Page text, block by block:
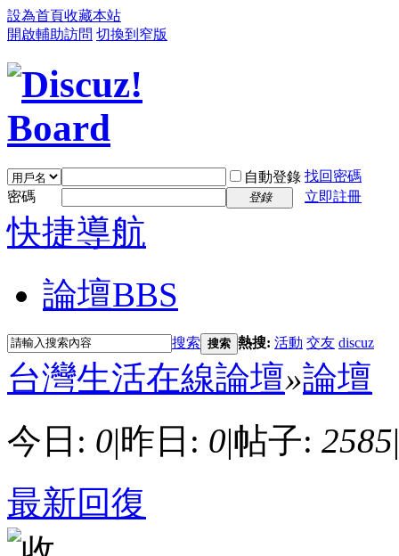
設為首頁收藏本站
開啟輔助訪問 切換到窄版
自動登錄 找回密碼
密碼
登錄 立即註冊
快捷導航
論壇BBS
搜索 搜索 熱搜: 活動 交友 discuz
台灣生活在線論壇»論壇
今日: 0|昨日: 0|帖子: 2585|
最新回復